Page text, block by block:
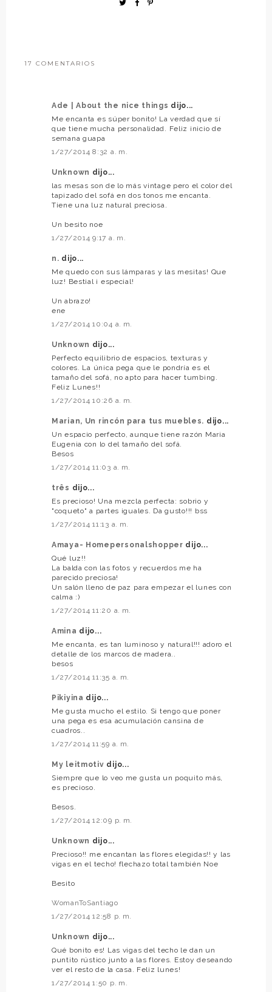
17 COMENTARIOS
Ade | About the nice things dijo...
Me encanta es súper bonito! La verdad que sí
que tiene mucha personalidad. Feliz inicio de
semana guapa
1/27/2014 8:32 a. m.
Unknown dijo...
las mesas son de lo más vintage pero el color del
tapizado del sofá en dos tonos me encanta.
Tiene una luz natural preciosa.
Un besito noe
1/27/2014 9:17 a. m.
n. dijo...
Me quedo con sus lámparas y las mesitas! Que
luz! Bestial i especial!
Un abrazo!
ene
1/27/2014 10:04 a. m.
Unknown dijo...
Perfecto equilibrio de espacios, texturas y
colores. La única pega que le pondría es el
tamaño del sofá, no apto para hacer tumbing.
Feliz Lunes!!
1/27/2014 10:26 a. m.
Marian, Un rincón para tus muebles. dijo...
Un espacio perfecto, aunque tiene razón Maria
Eugenia con lo del tamaño del sofá.
Besos
1/27/2014 11:03 a. m.
três dijo...
Es precioso! Una mezcla perfecta: sobrio y
"coqueto" a partes iguales. Da gusto!!! bss
1/27/2014 11:13 a. m.
Amaya- Homepersonalshopper dijo...
Qué luz!!
La balda con las fotos y recuerdos me ha
parecido preciosa!
Un salón lleno de paz para empezar el lunes con
calma :)
1/27/2014 11:20 a. m.
Amina dijo...
Me encanta, es tan luminoso y natural!!! adoro el
detalle de los marcos de madera..
besos
1/27/2014 11:35 a. m.
Pikiyina dijo...
Me gusta mucho el estilo. Si tengo que poner
una pega es esa acumulación cansina de
cuadros..
1/27/2014 11:59 a. m.
My leitmotiv dijo...
Siempre que lo veo me gusta un poquito más,
es precioso.
Besos.
1/27/2014 12:09 p. m.
Unknown dijo...
Precioso!! me encantan las flores elegidas!! y las
vigas en el techo! flechazo total también Noe
Besito
WomanToSantiago
1/27/2014 12:58 p. m.
Unknown dijo...
Qué bonito es! Las vigas del techo le dan un
puntito rústico junto a las flores. Estoy deseando
ver el resto de la casa. Feliz lunes!
1/27/2014 1:50 p. m.